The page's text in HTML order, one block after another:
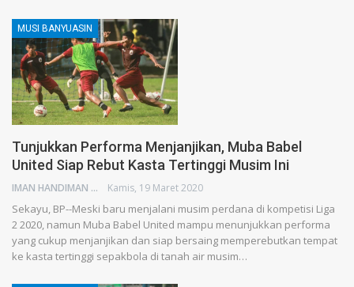
MUSI BANYUASIN
Tunjukkan Performa Menjanjikan, Muba Babel
United Siap Rebut Kasta Tertinggi Musim Ini
IMAN HANDIMAN Kamis, 19 Maret 2020
Sekayu, BP--Meski baru menjalani musim perdana di kompetisi Liga
2 2020, namun Muba Babel United mampu menunjukkan performa
yang cukup menjanjikan dan siap bersaing memperebutkan tempat
ke kasta tertinggi sepakbola di tanah air musim…